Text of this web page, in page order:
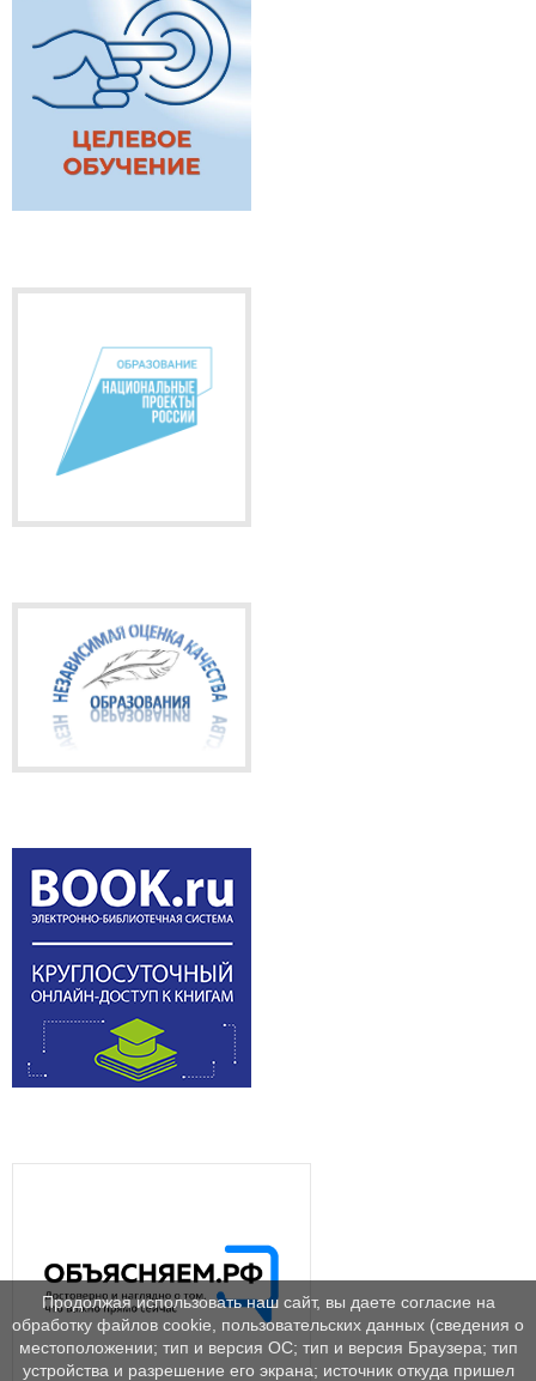
Продолжая использовать наш сайт, вы даете согласие на
обработку файлов cookie, пользовательских данных (сведения о
местоположении; тип и версия ОС; тип и версия Браузера; тип
устройства и разрешение его экрана; источник откуда пришел